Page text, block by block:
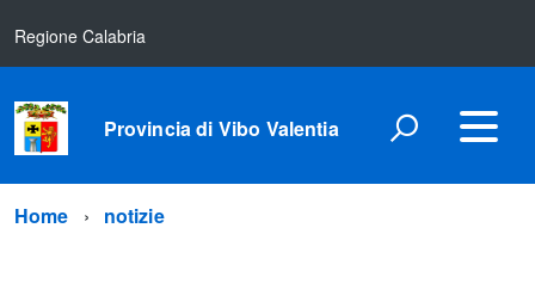
Regione Calabria
Provincia di Vibo Valentia
Home notizie